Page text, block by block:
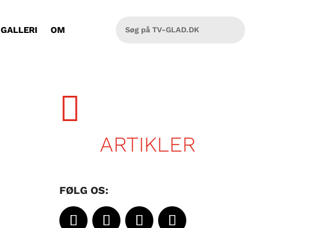
GALLERI OM

ARTIKLER
FØLG OS: